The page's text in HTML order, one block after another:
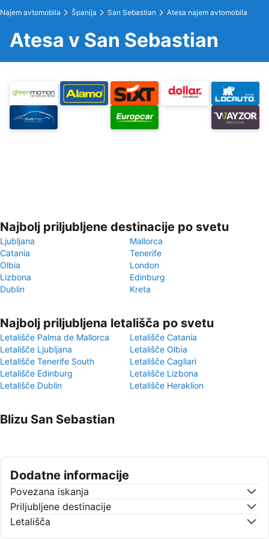
Najem avtomobila Španija San Sebastian Atesa najem avtomobila
Atesa v San Sebastian
Najbolj priljubljene destinacije po svetu
Ljubljana
Mallorca
Catania
Tenerife
Olbia
London
Lizbona
Edinburg
Dublin
Kreta
Najbolj priljubljena letališča po svetu
Letališče Palma de Mallorca
Letališče Catania
Letališče Ljubljana
Letališče Olbia
Letališče Tenerife South
Letališče Cagliari
Letališče Edinburg
Letališče Lizbona
Letališče Dublin
Letališče Heraklion
Blizu San Sebastian
Dodatne informacije
Povezana iskanja
Priljubljene destinacije
Letališča